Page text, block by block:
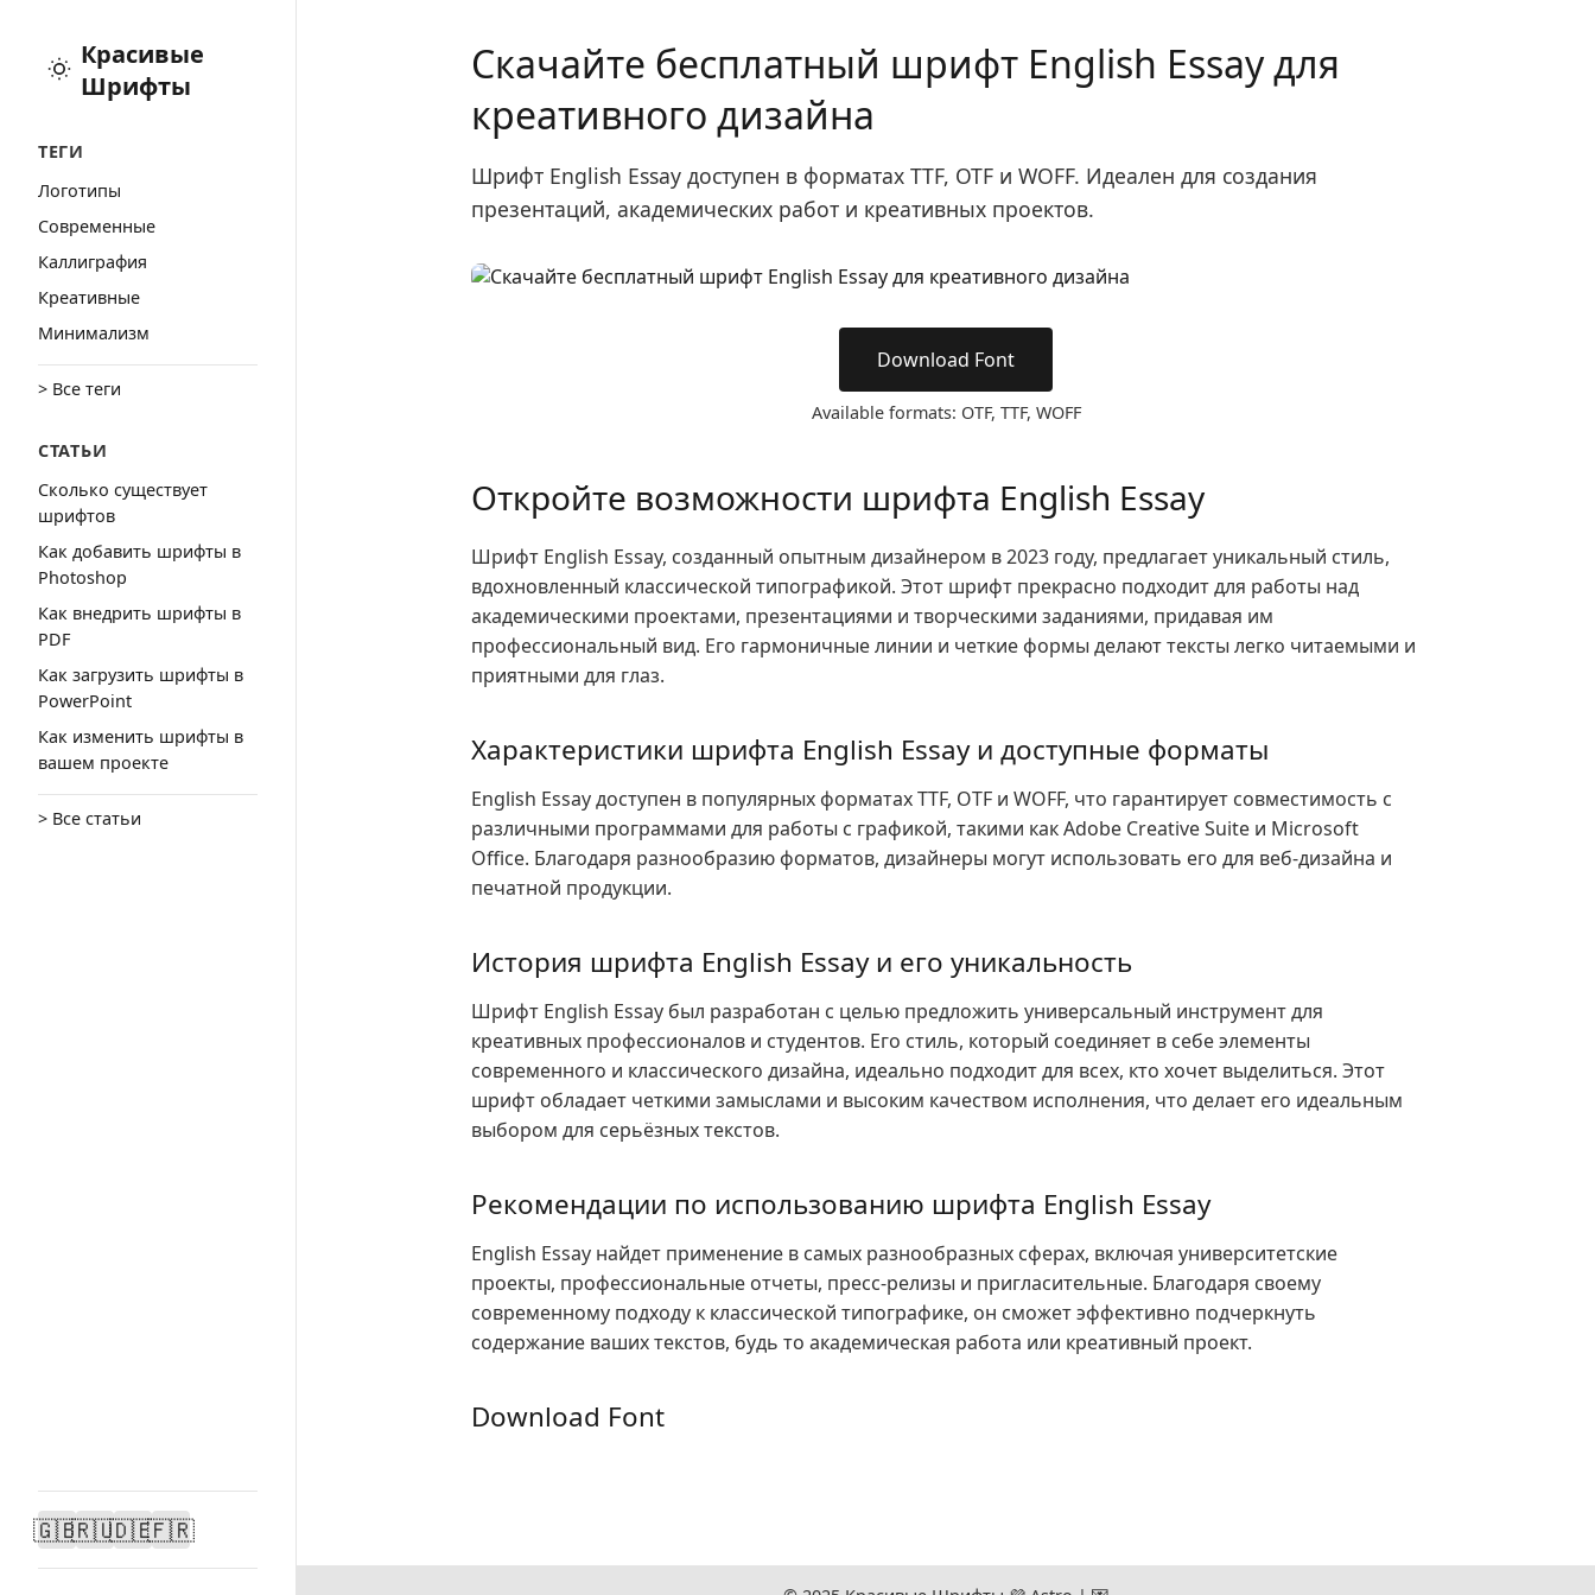
Красивые
Шрифты
ТЕГИ
Логотипы
Cовременные
Каллиграфия
Креативные
Минимализм
> Все теги
СТАТЬИ
Сколько существует
шрифтов
Как добавить шрифты в
Photoshop
Как внедрить шрифты в
PDF
Как загрузить шрифты в
PowerPoint
Как изменить шрифты в
вашем проекте
> Все статьи
🇬🇧🇷🇺🇩🇪🇫🇷
Скачайте бесплатный шрифт English Essay для
креативного дизайна
Шрифт English Essay доступен в форматах TTF, OTF и WOFF. Идеален для создания
презентаций, академических работ и креативных проектов.
Download Font
Available formats: OTF, TTF, WOFF
Откройте возможности шрифта English Essay
Шрифт English Essay, созданный опытным дизайнером в 2023 году, предлагает уникальный стиль,
вдохновленный классической типографикой. Этот шрифт прекрасно подходит для работы над
академическими проектами, презентациями и творческими заданиями, придавая им
профессиональный вид. Его гармоничные линии и четкие формы делают тексты легко читаемыми и
приятными для глаз.
Характеристики шрифта English Essay и доступные форматы
English Essay доступен в популярных форматах TTF, OTF и WOFF, что гарантирует совместимость с
различными программами для работы с графикой, такими как Adobe Creative Suite и Microsoft
Office. Благодаря разнообразию форматов, дизайнеры могут использовать его для веб-дизайна и
печатной продукции.
История шрифта English Essay и его уникальность
Шрифт English Essay был разработан с целью предложить универсальный инструмент для
креативных профессионалов и студентов. Его стиль, который соединяет в себе элементы
современного и классического дизайна, идеально подходит для всех, кто хочет выделиться. Этот
шрифт обладает четкими замыслами и высоким качеством исполнения, что делает его идеальным
выбором для серьёзных текстов.
Рекомендации по использованию шрифта English Essay
English Essay найдет применение в самых разнообразных сферах, включая университетские
проекты, профессиональные отчеты, пресс-релизы и пригласительные. Благодаря своему
современному подходу к классической типографике, он сможет эффективно подчеркнуть
содержание ваших текстов, будь то академическая работа или креативный проект.
Download Font